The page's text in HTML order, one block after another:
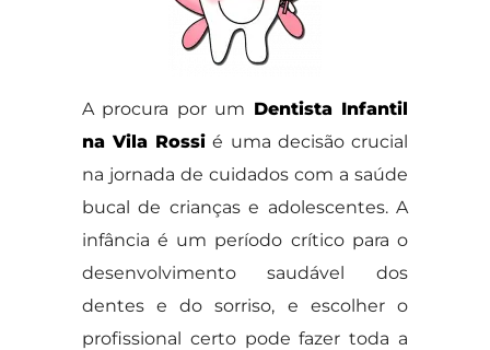
A procura por um Dentista Infantil
na Vila Rossi é uma decisão crucial
na jornada de cuidados com a saúde
bucal de crianças e adolescentes. A
infância é um período crítico para o
desenvolvimento saudável dos
dentes e do sorriso, e escolher o
profissional certo pode fazer toda a